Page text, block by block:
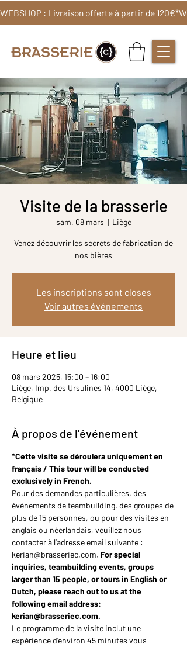
WEBSHOP : Livraison offerte à partir de 120€*
Visite de la brasserie
sam. 08 mars
  |
Liège
Venez découvrir les secrets de fabrication de
nos bières
Les inscriptions sont closes
Voir autres événements
Heure et lieu
08 mars 2025, 15:00 – 16:00
Liège, Imp. des Ursulines 14, 4000 Liège,
Belgique
À propos de l'événement
*Cette visite se déroulera uniquement en
français / This tour will be conducted
exclusively in French.
Pour des demandes particulières, des
événements de teambuilding, des groupes de
plus de 15 personnes, ou pour des visites en
anglais ou néerlandais, veuillez nous
contacter à l’adresse email suivante :
kerian@brasseriec.com. For special
inquiries, teambuilding events, groups
larger than 15 people, or tours in English or
Dutch, please reach out to us at the
following email address:
kerian@brasseriec.com.
Le programme de la visite inclut une
expérience d’environ 45 minutes vous